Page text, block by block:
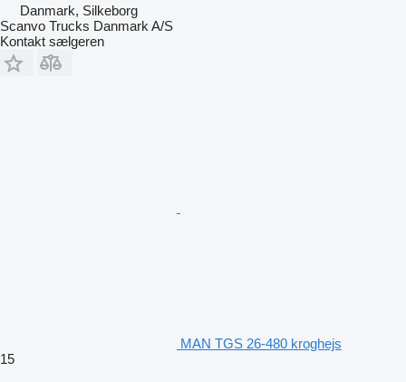
Danmark, Silkeborg
Scanvo Trucks Danmark A/S
Kontakt sælgeren
MAN TGS 26-480 kroghejs
15